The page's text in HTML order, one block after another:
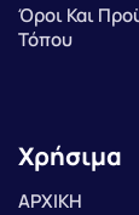
Όροι Και
Τόπου
Χρήσιμα
ΑΡΧΙΚΗ